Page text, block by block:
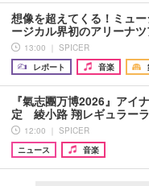
想像を超えてくる！ミュ
ージカル界初のアリーナ
13:00 ｜ SPICER
レポート
音楽
『氣志團万博2026』アイ
定 綾小路 翔レギュラー
12:00 ｜ SPICER
ニュース
音楽